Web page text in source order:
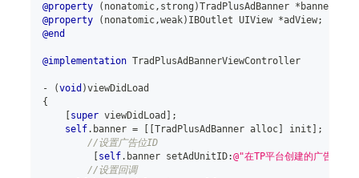
@property
( nonatomic, strong )TradPlusAdBanner * banner
@property
( nonatomic,weak) IBOutlet UIView *adView;
@end
@implementation TradPlusAdBannerViewController
- (void )viewDidLoad
{
super viewDidLoad
;
self. banner = TradPlusAdBanner alloc] init
;
//设置广告位ID
self. banner setAdUnitID:@"在TP平台创建的广告位ID"
//设置回调